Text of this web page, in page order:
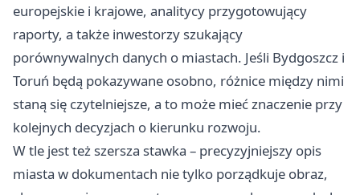
europejskie i krajowe, analitycy przygotowujący
raporty, a także inwestorzy szukający
porównywalnych danych o miastach. Jeśli Bydgoszcz i
Toruń będą pokazywane osobno, różnice między nimi
staną się czytelniejsze, a to może mieć znaczenie przy
kolejnych decyzjach o kierunku rozwoju.
W tle jest też szersza stawka – precyzyjniejszy opis
miasta w dokumentach nie tylko porządkuje obraz,